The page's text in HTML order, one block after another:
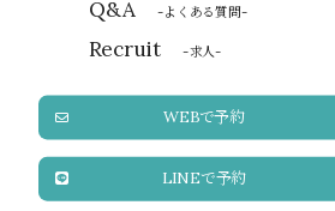
Q&A -よくある質問-
Recruit -求人-
WEBで予約
LINEで予約